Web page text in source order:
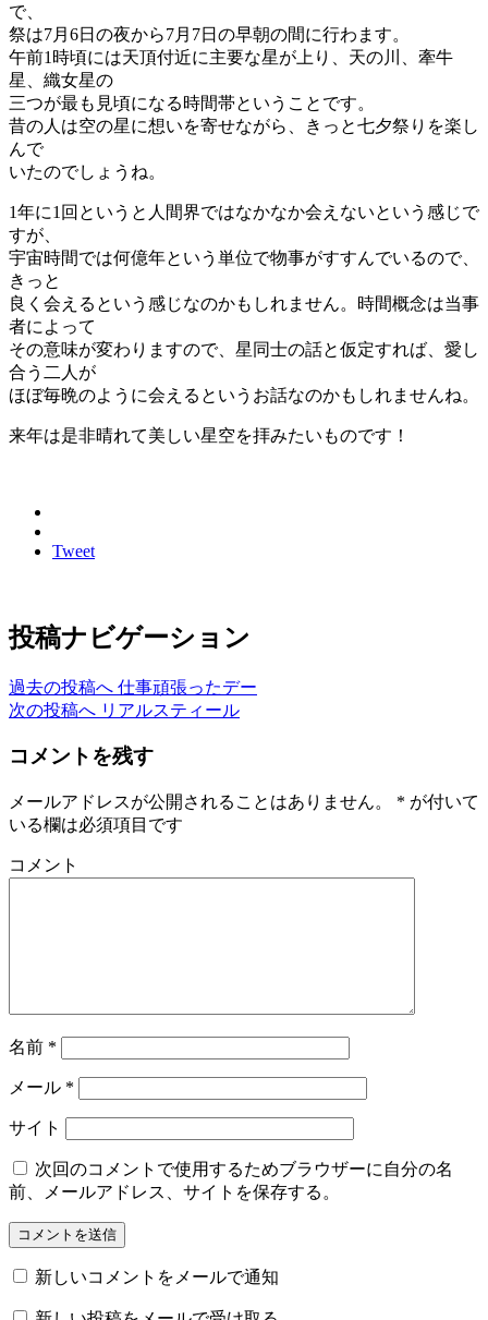
で、
祭は7月6日の夜から7月7日の早朝の間に行わます。
午前1時頃には天頂付近に主要な星が上り、天の川、牽牛
星、織女星の
三つが最も見頃になる時間帯ということです。
昔の人は空の星に想いを寄せながら、きっと七夕祭りを楽し
んで
いたのでしょうね。
1年に1回というと人間界ではなかなか会えないという感じで
すが、
宇宙時間では何億年という単位で物事がすすんでいるので、
きっと
良く会えるという感じなのかもしれません。時間概念は当事
者によって
その意味が変わりますので、星同士の話と仮定すれば、愛し
合う二人が
ほぼ毎晩のように会えるというお話なのかもしれませんね。
来年は是非晴れて美しい星空を拝みたいものです！
Tweet
投稿ナビゲーション
過去の投稿へ 仕事頑張ったデー
次の投稿へ リアルスティール
コメントを残す
メールアドレスが公開されることはありません。 * が付いて
いる欄は必須項目です
コメント
名前 *
メール *
サイト
次回のコメントで使用するためブラウザーに自分の名
前、メールアドレス、サイトを保存する。
新しいコメントをメールで通知